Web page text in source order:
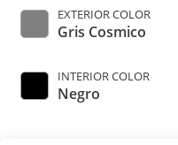
EXTERIOR COLOR
Gris Cosmico
INTERIOR COLOR
Negro